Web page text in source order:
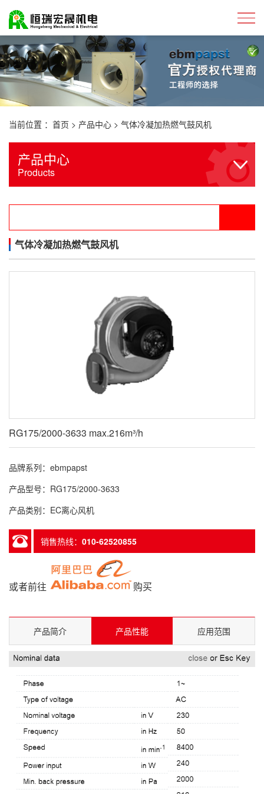
当前位置 ： 首页 > 产品中心 > 气体冷凝加热燃气鼓风机
产品中心
Products
气体冷凝加热燃气鼓风机
RG175/2000-3633 max.216m³/h
品牌系列：ebmpapst
产品型号：RG175/2000-3633
产品类别：EC离心风机
销售热线： 010-62520855
或者前往 购买
产品简介 产品性能 应用范围